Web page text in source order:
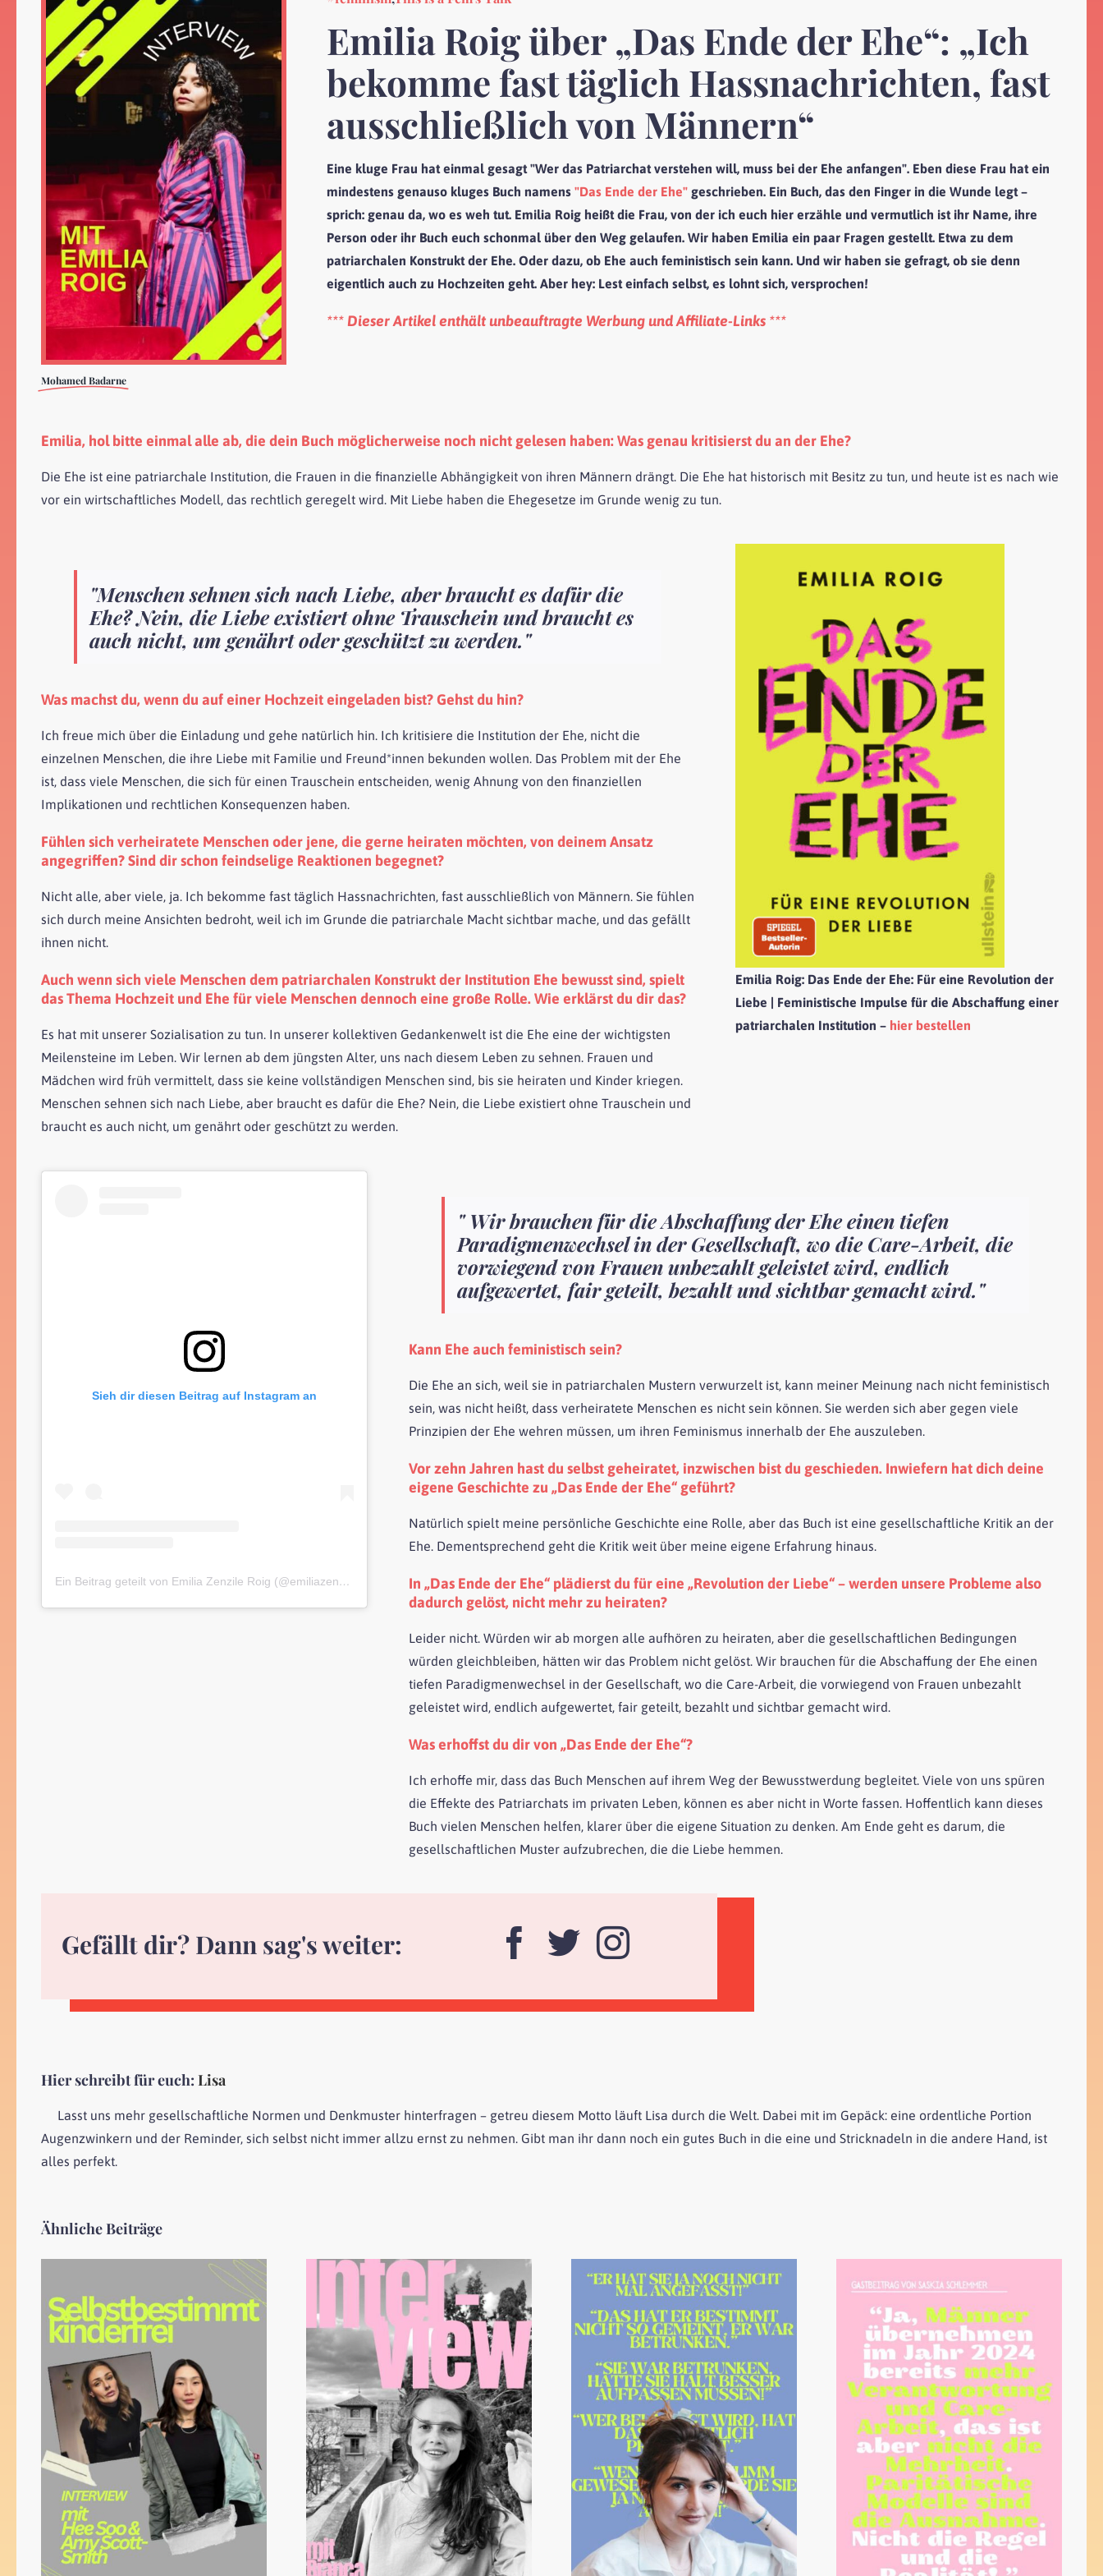
Mohamed Badarne
Emilia Roig über „Das Ende der Ehe“: „Ich
bekomme fast täglich Hassnachrichten, fast
ausschließlich von Männern“
Eine kluge Frau hat einmal gesagt "Wer das Patriarchat verstehen will, muss bei der Ehe anfangen". Eben diese Frau hat ein
mindestens genauso kluges Buch namens"Das Ende der Ehe" geschrieben. Ein Buch, das den Finger in die Wunde legt –
sprich: genau da, wo es weh tut. Emilia Roig heißt die Frau, von der ich euch hier erzähle und vermutlich ist ihr Name, ihre
Person oder ihr Buch euch schonmal über den Weg gelaufen. Wir haben Emilia ein paar Fragen gestellt. Etwa zu dem
patriarchalen Konstrukt der Ehe. Oder dazu, ob Ehe auch feministisch sein kann. Und wir haben sie gefragt, ob sie denn
eigentlich auch zu Hochzeiten geht. Aber hey: Lest einfach selbst, es lohnt sich, versprochen!
*** Dieser Artikel enthält unbeauftragte Werbung und Affiliate-Links ***
Emilia, hol bitte einmal alle ab, die dein Buch möglicherweise noch nicht gelesen haben: Was genau kritisierst du an der Ehe?
Die Ehe ist eine patriarchale Institution, die Frauen in die finanzielle Abhängigkeit von ihren Männern drängt. Die Ehe hat historisch mit Besitz zu tun, und heute ist es nach wie
vor ein wirtschaftliches Modell, das rechtlich geregelt wird. Mit Liebe haben die Ehegesetze im Grunde wenig zu tun.
"Menschen sehnen sich nach Liebe, aber braucht es dafür die
Ehe? Nein, die Liebe existiert ohne Trauschein und braucht es
auch nicht, um genährt oder geschützt zu werden."
Was machst du, wenn du auf einer Hochzeit eingeladen bist? Gehst du hin?
Ich freue mich über die Einladung und gehe natürlich hin. Ich kritisiere die Institution der Ehe, nicht die
einzelnen Menschen, die ihre Liebe mit Familie und Freund*innen bekunden wollen. Das Problem mit der Ehe
ist, dass viele Menschen, die sich für einen Trauschein entscheiden, wenig Ahnung von den finanziellen
Implikationen und rechtlichen Konsequenzen haben.
Fühlen sich verheiratete Menschen oder jene, die gerne heiraten möchten, von deinem Ansatz
angegriffen? Sind dir schon feindselige Reaktionen begegnet?
Nicht alle, aber viele, ja. Ich bekomme fast täglich Hassnachrichten, fast ausschließlich von Männern. Sie fühlen
sich durch meine Ansichten bedroht, weil ich im Grunde die patriarchale Macht sichtbar mache, und das gefällt
ihnen nicht.
Auch wenn sich viele Menschen dem patriarchalen Konstrukt der Institution Ehe bewusst sind, spielt
das Thema Hochzeit und Ehe für viele Menschen dennoch eine große Rolle. Wie erklärst du dir das?
Es hat mit unserer Sozialisation zu tun. In unserer kollektiven Gedankenwelt ist die Ehe eine der wichtigsten
Meilensteine im Leben. Wir lernen ab dem jüngsten Alter, uns nach diesem Leben zu sehnen. Frauen und
Mädchen wird früh vermittelt, dass sie keine vollständigen Menschen sind, bis sie heiraten und Kinder kriegen.
Menschen sehnen sich nach Liebe, aber braucht es dafür die Ehe? Nein, die Liebe existiert ohne Trauschein und
braucht es auch nicht, um genährt oder geschützt zu werden.
Emilia Roig: Das Ende der Ehe: Für eine Revolution der
Liebe | Feministische Impulse für die Abschaffung einer
patriarchalen Institution – hier bestellen
Sieh dir diesen Beitrag auf Instagram an
Ein Beitrag geteilt von Emilia Zenzile Roig (@emiliazenzile)
" Wir brauchen für die Abschaffung der Ehe einen tiefen
Paradigmenwechsel in der Gesellschaft, wo die Care-Arbeit, die
vorwiegend von Frauen unbezahlt geleistet wird, endlich
aufgewertet, fair geteilt, bezahlt und sichtbar gemacht wird."
Kann Ehe auch feministisch sein?
Die Ehe an sich, weil sie in patriarchalen Mustern verwurzelt ist, kann meiner Meinung nach nicht feministisch
sein, was nicht heißt, dass verheiratete Menschen es nicht sein können. Sie werden sich aber gegen viele
Prinzipien der Ehe wehren müssen, um ihren Feminismus innerhalb der Ehe auszuleben.
Vor zehn Jahren hast du selbst geheiratet, inzwischen bist du geschieden. Inwiefern hat dich deine
eigene Geschichte zu „Das Ende der Ehe“ geführt?
Natürlich spielt meine persönliche Geschichte eine Rolle, aber das Buch ist eine gesellschaftliche Kritik an der
Ehe. Dementsprechend geht die Kritik weit über meine eigene Erfahrung hinaus.
In „Das Ende der Ehe“ plädierst du für eine „Revolution der Liebe“ – werden unsere Probleme also
dadurch gelöst, nicht mehr zu heiraten?
Leider nicht. Würden wir ab morgen alle aufhören zu heiraten, aber die gesellschaftlichen Bedingungen
würden gleichbleiben, hätten wir das Problem nicht gelöst. Wir brauchen für die Abschaffung der Ehe einen
tiefen Paradigmenwechsel in der Gesellschaft, wo die Care-Arbeit, die vorwiegend von Frauen unbezahlt
geleistet wird, endlich aufgewertet, fair geteilt, bezahlt und sichtbar gemacht wird.
Was erhoffst du dir von „Das Ende der Ehe“?
Ich erhoffe mir, dass das Buch Menschen auf ihrem Weg der Bewusstwerdung begleitet. Viele von uns spüren
die Effekte des Patriarchats im privaten Leben, können es aber nicht in Worte fassen. Hoffentlich kann dieses
Buch vielen Menschen helfen, klarer über die eigene Situation zu denken. Am Ende geht es darum, die
gesellschaftlichen Muster aufzubrechen, die die Liebe hemmen.
Gefällt dir? Dann sag's weiter:
Hier schreibt für euch: Lisa
Lasst uns mehr gesellschaftliche Normen und Denkmuster hinterfragen – getreu diesem Motto läuft Lisa durch die Welt. Dabei mit im Gepäck: eine ordentliche Portion
Augenzwinkern und der Reminder, sich selbst nicht immer allzu ernst zu nehmen. Gibt man ihr dann noch ein gutes Buch in die eine und Stricknadeln in die andere Hand, ist
alles perfekt.
Ähnliche Beiträge